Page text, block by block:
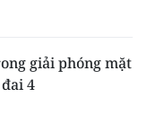
giải phóng mặt
4